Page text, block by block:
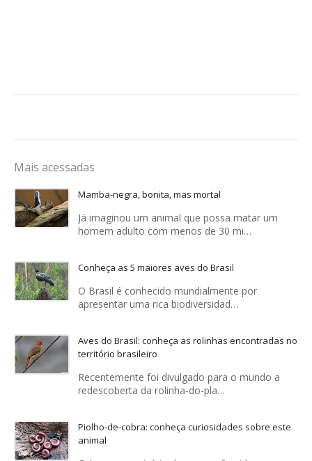
Mais acessadas
Mamba-negra, bonita, mas mortal
Já imaginou um animal que possa matar um
homem adulto com menos de 30 mi…
Conheça as 5 maiores aves do Brasil
O Brasil é conhecido mundialmente por
apresentar uma rica biodiversidad…
Aves do Brasil: conheça as rolinhas encontradas no
território brasileiro
Recentemente foi divulgado para o mundo a
redescoberta da rolinha-do-pla…
Piolho-de-cobra: conheça curiosidades sobre este
animal